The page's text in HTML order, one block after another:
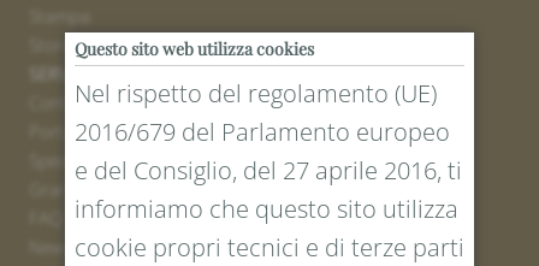
Stores
SERVICE
Contatto
Portale resi
Spedizione
Grandezze e lunghezze
Newsletter iscrizione
Questo sito web utilizza cookies
Nel rispetto del regolamento (UE)
2016/679 del Parlamento europeo
e del Consiglio, del 27 aprile 2016, ti
informiamo che questo sito utilizza
cookie propri tecnici e di terze parti